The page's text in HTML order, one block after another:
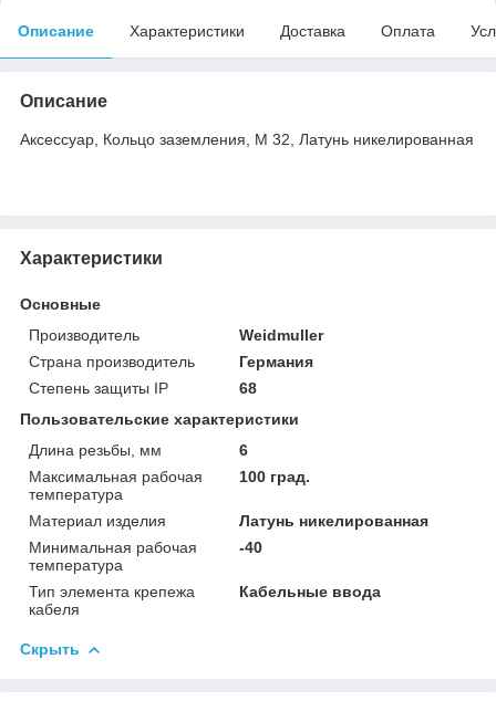
Описание Характеристики Доставка Оплата
Описание
Аксессуар, Кольцо заземления, M 32, Латунь никелированная
Характеристики
Основные
Производитель
Weidmuller
Страна производитель
Германия
Степень защиты IP
68
Пользовательские характеристики
Длина резьбы, мм
6
Максимальная рабочая
температура
100 град.
Материал изделия
Латунь никелированная
Минимальная рабочая
температура
-40
Тип элемента крепежа
кабеля
Кабельные ввода
Скрыть